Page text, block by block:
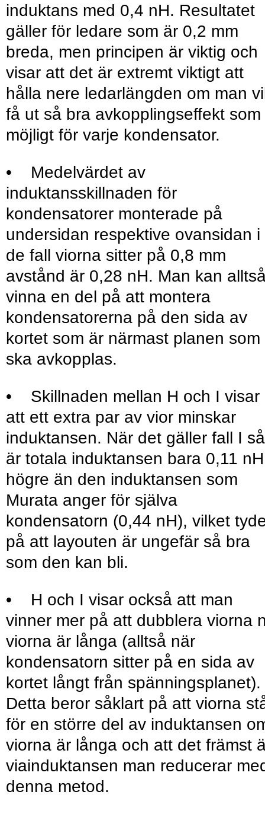
induktans med 0,4 nH. Resultatet
gäller för ledare som är 0,2 mm
breda, men principen är viktig och
visar att det är extremt viktigt att
hålla nere ledarlängden om man
få ut så bra avkopplingseffekt som
möjligt för varje kondensator.
• Medelvärdet av
induktansskillnaden för
kondensatorer monterade på
undersidan respektive ovansidan i
de fall viorna sitter på 0,8 mm
avstånd är 0,28 nH. Man kan
vinna en del på att montera
kondensatorerna på den sida av
kortet som är närmast planen som
ska avkopplas.
• Skillnaden mellan H och I visar
att ett extra par av vior minskar
induktansen. När det gäller fall I så
är totala induktansen bara 0,11 nH
högre än den induktansen som
Murata anger för själva
kondensatorn (0,44 nH), vilket
på att layouten är ungefär så bra
som den kan bli.
• H och I visar också att man
vinner mer på att dubblera viorna
viorna är långa (alltså när
kondensatorn sitter på en sida av
kortet långt från spänningsplanet).
Detta beror såklart på att viorna
för en större del av induktansen
viorna är långa och att det främst
viainduktansen man reducerar
denna metod.